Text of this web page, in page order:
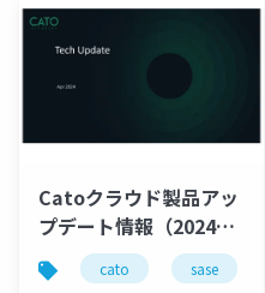
Catoクラウド製品アッ
プデート情報（2024年
4月版）cato sase